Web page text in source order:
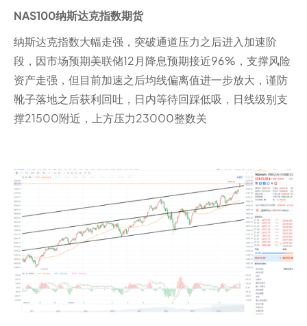
NAS100纳斯达克指数期货
纳斯达克指数大幅走强，突破通道压力之后进入加速阶
段，因市场预期美联储12月降息预期接近96%，支撑风险
资产走强，但目前加速之后均线偏离值进一步放大，谨防
靴子落地之后获利回吐，日内等待回踩低吸，日线级别支
撑21500附近，上方压力23000整数关